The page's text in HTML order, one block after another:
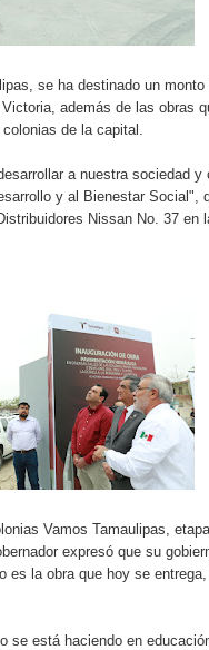
se ha destinado un
además de las obras
de la capital.
a nuestra sociedad y
y al Bienestar Social",
Nissan No. 37 en
Vamos Tamaulipas,
expresó que su
es la obra que hoy se
se está haciendo en